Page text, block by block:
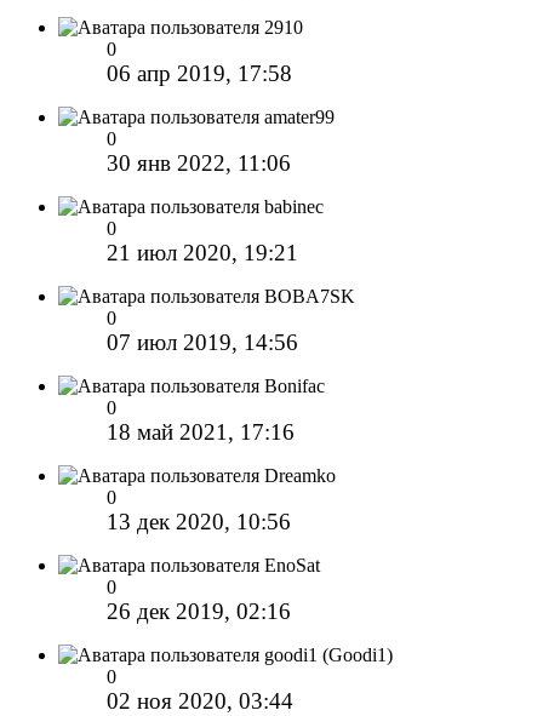
2910
0
06 апр 2019, 17:58
amater99
0
30 янв 2022, 11:06
babinec
0
21 июл 2020, 19:21
BOBA7SK
0
07 июл 2019, 14:56
Bonifac
0
18 май 2021, 17:16
Dreamko
0
13 дек 2020, 10:56
EnoSat
0
26 дек 2019, 02:16
goodi1 (Goodi1)
0
02 ноя 2020, 03:44